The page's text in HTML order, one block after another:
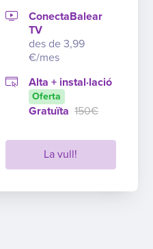
La vull!
ConectaBalear
TV
des de 3,99
€/mes
Alta + instal·lació
Oferta
Gratuïta 150€